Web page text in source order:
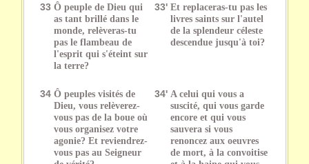
33 Ô peuple de Dieu qui
as tant brillé dans le
monde, relèveras-tu
pas le flambeau de
l'esprit qui s'éteint sur
la terre?
33' Et replaceras-tu pas les
livres saints sur l'autel
de la splendeur céleste
descendue jusqu'à toi?
34 Ô peuples visités de
Dieu, vous relèverez-
vous pas de la boue où
vous organisez votre
agonie? Et reviendrez-
vous pas au Seigneur
34' A celui qui vous a
suscité, qui vous garde
encore et qui vous
sauvera si vous
renoncez aux oeuvres
de mort, à la convoitise